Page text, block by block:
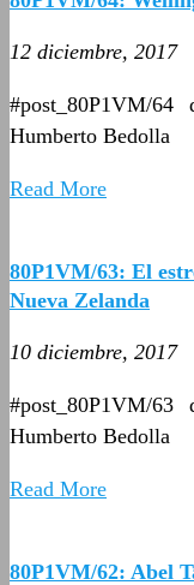
12 diciembre, 2017
#post_80P1VM/
Humberto Bedolla
Read More
80P1VM/63: El
Nueva Zelanda
10 diciembre, 2017
#post_80P1VM/
Humberto Bedolla
Read More
80P1VM/62: Abel